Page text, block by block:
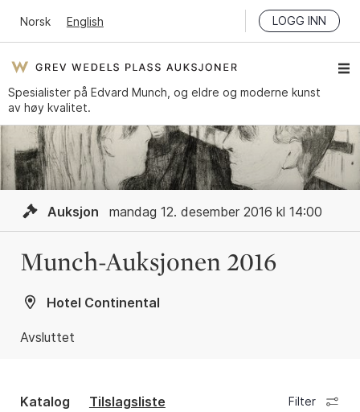
Norsk English LOGG INN
Spesialister på Edvard Munch, og eldre og moderne kunst
av høy kvalitet.
Auksjon mandag 12. desember 2016 kl 14:00
Munch-Auksjonen 2016
Hotel Continental
Avsluttet
Katalog Tilslagsliste Filter